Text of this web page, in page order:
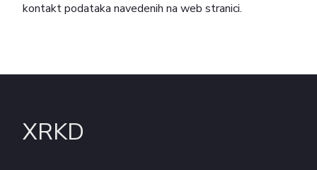
kontakt podataka navedenih na web stranici.
XRKD